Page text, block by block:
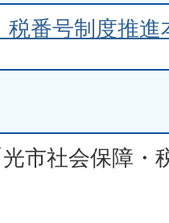
税番号制度推進
市社会保障・